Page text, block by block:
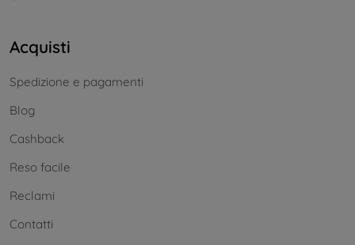
Acquisti
Spedizione e pagamenti
Blog
Cashback
Reso facile
Reclami
Contatti